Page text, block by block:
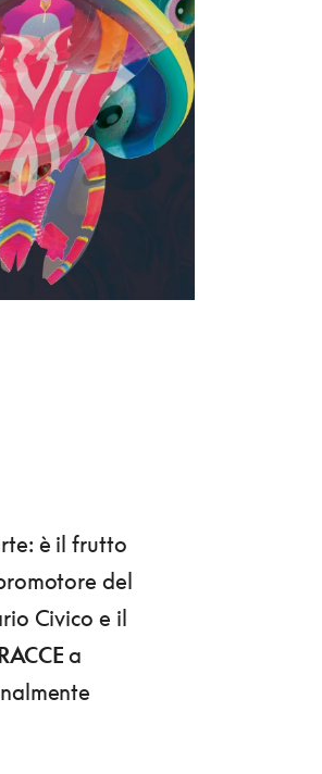
è il frutto
del
Civico e il
a